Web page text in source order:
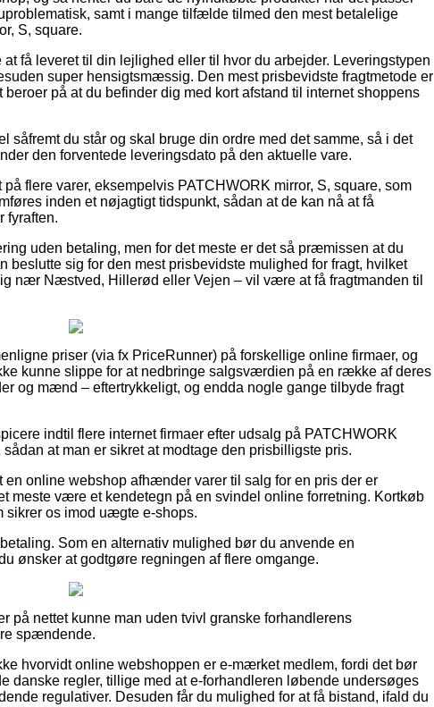
samt i mange tilfælde tilmed den mest betalelige
S, square.
få leveret til din lejlighed eller til hvor du arbejder. Leveringstypen
super hensigtsmæssig. Den mest prisbevidste fragtmetode er
på at du befinder dig med kort afstand til internet shoppens
såfremt du står og skal bruge din ordre med det samme, så i det
den forventede leveringsdato på den aktuelle vare.
flere varer, eksempelvis PATCHWORK mirror, S, square, som
inden et nøjagtigt tidspunkt, sådan at de kan nå at få
fyraften.
uden betaling, men for det meste er det så præmissen at du
beslutte sig for den mest prisbevidste mulighed for fragt, hvilket
nær Næstved, Hillerød eller Vejen – vil være at få fragtmanden til
priser (via fx PriceRunner) på forskellige online firmaer, og
kunne slippe for at nedbringe salgsværdien på en række af deres
og mænd – eftertrykkeligt, og endda nogle gange tilbyde fragt
indtil flere internet firmaer efter udsalg på PATCHWORK
at man er sikret at modtage den prisbilligste pris.
online webshop afhænder varer til salg for en pris der er
meste være et kendetegn på en svindel online forretning. Kortkøb
sikrer os imod uægte e-shops.
Som en alternativ mulighed bør du anvende en
ønsker at godtgøre regningen af flere omgange.
på nettet kunne man uden tvivl granske forhandlerens
spændende.
hvorvidt online webshoppen er e-mærket medlem, fordi det bør
danske regler, tillige med at e-forhandleren løbende undersøges
regulativer. Desuden får du mulighed for at få bistand, ifald du